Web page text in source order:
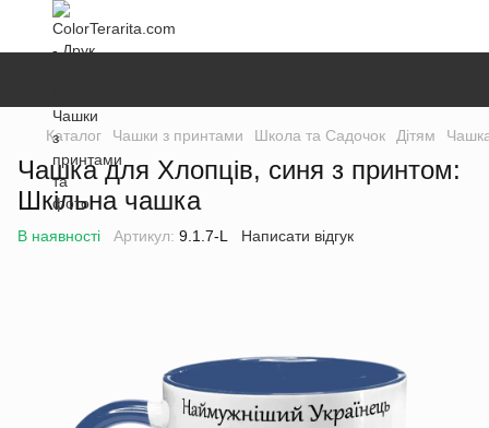
Каталог Чашки з принтами Школа та Садочок Дітям
Чашка для Хлопців, синя з принтом:
Шкільна чашка
В наявності Артикул: 9.1.7-L Написати відгук